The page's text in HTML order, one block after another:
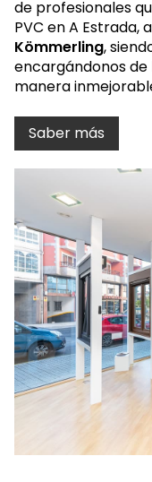
clientes que se
de profesionales
PVC en A
Kömmerling,
encargándonos de
Saber más